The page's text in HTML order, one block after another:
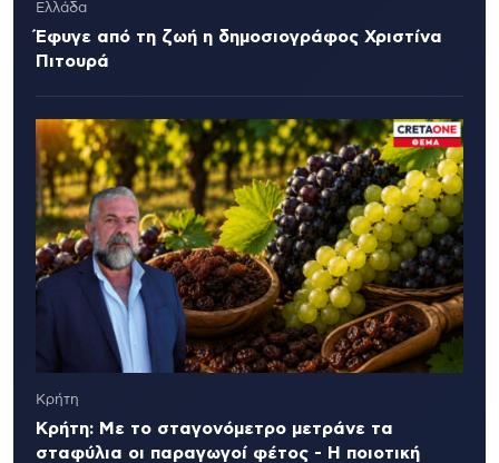
Ελλάδα
Έφυγε από τη ζωή η δημοσιογράφος Χριστίνα
Πιτουρά
Κρήτη
Κρήτη: Με το σταγονόμετρο μετράνε τα
σταφύλια οι παραγωγοί φέτος - Η ποιοτική